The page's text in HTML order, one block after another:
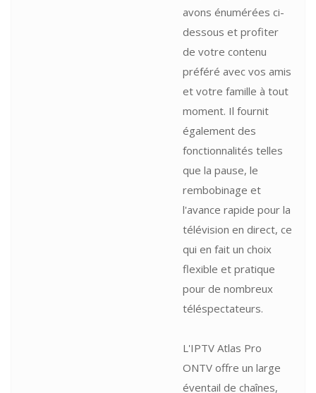
avons énumérées ci-
dessous et profiter
de votre contenu
préféré avec vos amis
et votre famille à tout
moment. Il fournit
également des
fonctionnalités telles
que la pause, le
rembobinage et
l'avance rapide pour la
télévision en direct, ce
qui en fait un choix
flexible et pratique
pour de nombreux
téléspectateurs.
L'IPTV Atlas Pro
ONTV offre un large
éventail de chaînes,